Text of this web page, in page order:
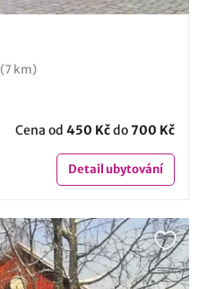
(7 km)
Cena od 450 Kčdo700 Kč
Detailubytování